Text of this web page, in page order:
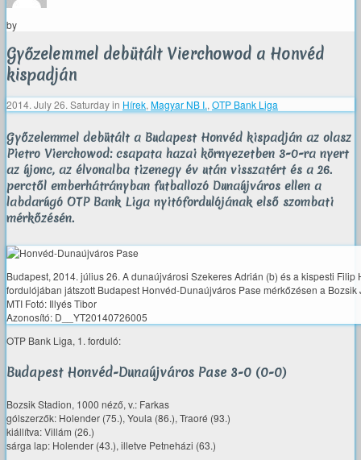
by
Győzelemmel debütált Vierchowod a Honvéd
kispadján
2014. July 26. Saturdayin Hírek, Magyar NB I., OTP Bank Liga
Győzelemmel debütált a Budapest Honvéd kispadján az olasz
Pietro Vierchowod: csapata hazai környezetben 3-0-ra nyert
az újonc, az élvonalba tizenegy év után visszatért és a 26.
perctől emberhátrányban futballozó Dunaújváros ellen a
labdarúgó OTP Bank Liga nyitófordulójának első szombati
mérkőzésén.
Budapest, 2014. július 26. A dunaújvárosi Szekeres Adrián (b) és a kispesti
fordulójában játszott Budapest Honvéd-Dunaújváros Pase mérkőzésen a
MTI Fotó: Illyés Tibor
Azonosító: D__YT20140726005
OTP Bank Liga, 1. forduló:
Budapest Honvéd-Dunaújváros Pase 3-0 (0-0)
Bozsik Stadion, 1000 néző, v.: Farkas
gólszerzők: Holender (75.), Youla (86.), Traoré (93.)
kiállítva: Villám (26.)
sárga lap: Holender (43.), illetve Petneházi (63.)